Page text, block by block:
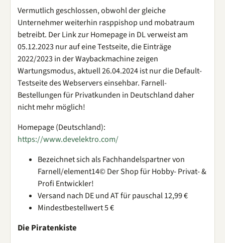
Vermutlich geschlossen, obwohl der gleiche
Unternehmer weiterhin rasppishop und mobatraum
betreibt. Der Link zur Homepage in DL verweist am
05.12.2023 nur auf eine Testseite, die Einträge
2022/2023 in der Waybackmachine zeigen
Wartungsmodus, aktuell 26.04.2024 ist nur die Default-
Testseite des Webservers einsehbar. Farnell-
Bestellungen für Privatkunden in Deutschland daher
nicht mehr möglich!
Homepage (Deutschland):
https://www.develektro.com/
Bezeichnet sich als Fachhandelspartner von
Farnell/element14© Der Shop für Hobby- Privat- &
Profi Entwickler!
Versand nach DE und AT für pauschal 12,99 €
Mindestbestellwert 5 €
Die Piratenkiste